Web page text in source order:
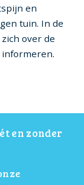
en
tuin. In de
over de
en zonder